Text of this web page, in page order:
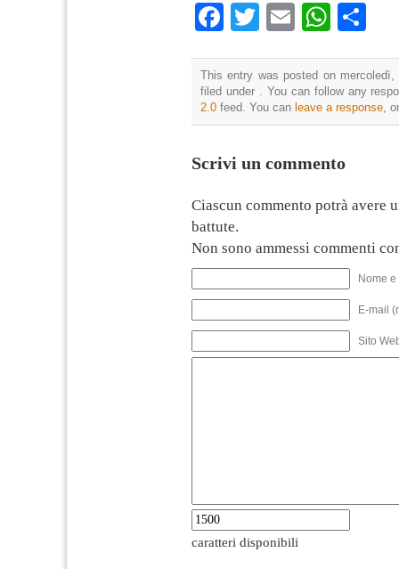
Facebook
TwitterEmail
This entry was posted on
filed under . You can follow any
2.0 feed. You can leave a response,
Scrivi un commento
Ciascun commento potrà avere
battute.
Non sono ammessi commenti
Nome
E-mail
Sito
caratteri disponibili